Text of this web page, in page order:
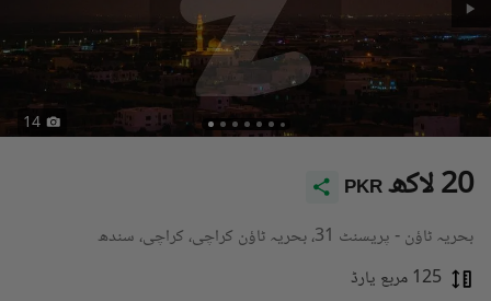
14
PKR 20 لاکھ
بحریہ ٹاؤن - پریسنٹ 31، بحریہ ٹاؤن کراچی، کراچی، سندھ
125 مربع یارڈ